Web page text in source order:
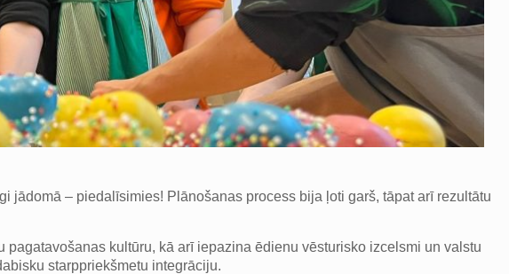
– piedalīsimies! Plānošanas process bija ļoti garš, tāpat arī rezultātu
pagatavošanas kultūru, kā arī iepazina ēdienu vēsturisko izcelsmi un valstu
starppriekšmetu integrāciju.